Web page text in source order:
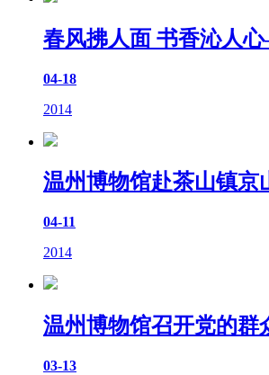
春风拂人面 书香沁人
04-18
2014
温州博物馆赴茶山镇京
04-11
2014
温州博物馆召开党的群
03-13